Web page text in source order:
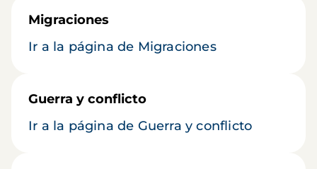
Migraciones
Ir a la página de Migraciones
Guerra y conflicto
Ir a la página de Guerra y conflicto